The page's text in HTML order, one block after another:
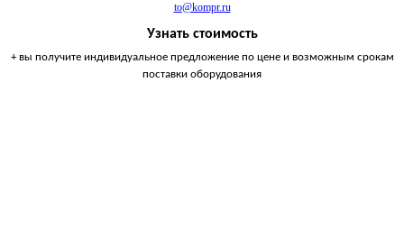
to@kompr.ru
Узнать стоимость
+ вы получите индивидуальное предложение по цене и возможным срокам
поставки оборудования